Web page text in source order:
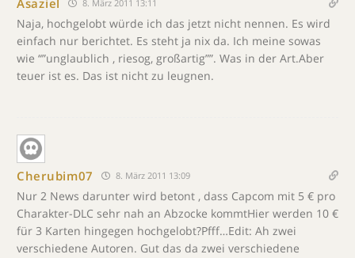
8. März 2011 13:11
Naja, hochgelobt würde ich das jetzt nicht nennen. Es wird
einfach nur berichtet. Es steht ja nix da. Ich meine sowas
wie “”unglaublich , riesog, großartig””. Was in der Art.Aber
teuer ist es. Das ist nicht zu leugnen.
Cherubim07 8. März 2011 13:09
Nur 2 News darunter wird betont , dass Capcom mit 5 € pro
Charakter-DLC sehr nah an Abzocke kommtHier werden 10 €
für 3 Karten hingegen hochgelobt?Pfff…Edit: Ah zwei
verschiedene Autoren. Gut das da zwei verschiedene